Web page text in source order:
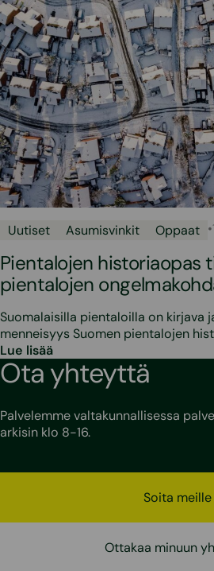
Uutiset Asumisvinkit Oppaat •
Pientalojen historiaopas
pientalojen
Suomalaisilla pientaloilla on kirjava
menneisyys Suomen pientalojen
Lue lisää
Ota yhteyttä
Palvelemme valtakunnallisessa
arkisin klo 8-16.
Soita meille
Ottakaa minuun